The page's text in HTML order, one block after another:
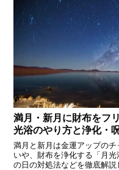
満月・新月に財布をフ
光浴のやり方と浄化・
満月と新月は金運アップの
いや、財布を浄化する「月
の日の対処法などを徹底解説